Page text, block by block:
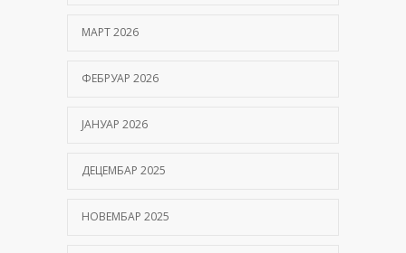
МАРТ 2026
ФЕБРУАР 2026
ЈАНУАР 2026
ДЕЦЕМБАР 2025
НОВЕМБАР 2025